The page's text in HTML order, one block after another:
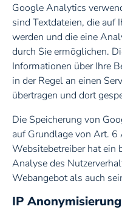
Google Analytics
sind Textdateien, die auf
werden und die eine
durch Sie ermöglichen.
Informationen über Ihre
in der Regel an einen
übertragen und dort
Die Speicherung von
auf Grundlage von Art.
Websitebetreiber hat ein
Analyse des
Webangebot als auch
IP Anonymisierung